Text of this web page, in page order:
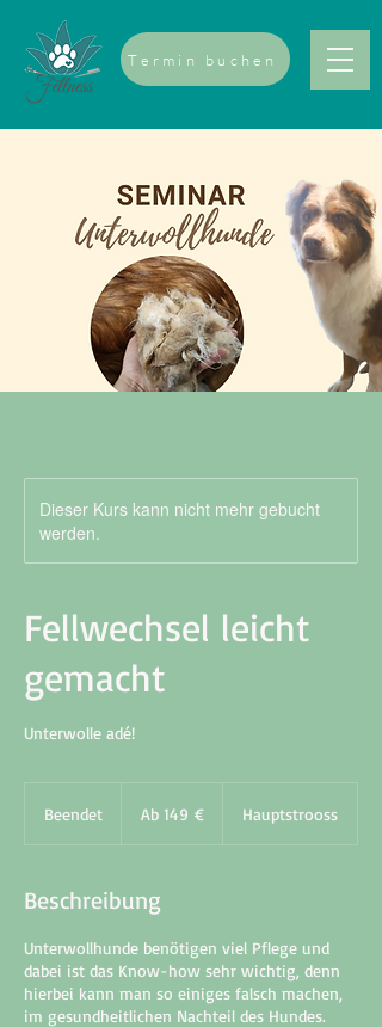
Termin buchen
Dieser Kurs kann nicht mehr gebucht
werden.
Fellwechsel leicht
gemacht
Unterwolle adé!
Beendet
d
t
EuroAb 149 € Hauptstrooss
Beschreibung
Unterwollhunde benötigen viel Pflege und
dabei ist das Know-how sehr wichtig, denn
hierbei kann man so einiges falsch machen,
im gesundheitlichen Nachteil des Hundes.